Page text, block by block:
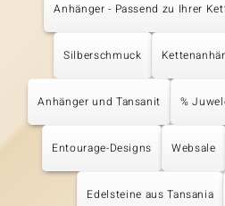
Anhänger - Passend zu Ihrer
Silberschmuck
Anhänger und Tansanit %
Entourage-Designs Websale
Edelsteine aus Tansania